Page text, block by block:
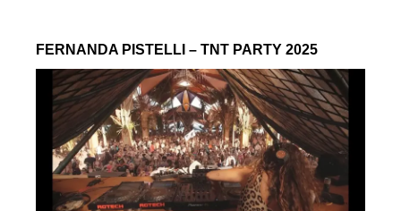
FERNANDA PISTELLI – TNT PARTY 2025